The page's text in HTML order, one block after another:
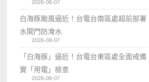
2026-08-07
白海豚颱風逼近！台電台南區處超前部
水閘門防淹水
2026-08-07
「白海豚」逼近！台電台東區處全面戒
實「用電」檢查
2026-08-07